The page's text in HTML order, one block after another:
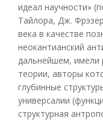
идеал научности»
Тайлора, Дж.
века в качестве
неокантианский
дальнейшем, имели
теории, авторы
глубинные
универсалии
структурная